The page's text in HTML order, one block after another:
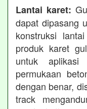
Lantai karet:
dapat dipasang
konstruksi
produk karet
untuk aplikasi
permukaan
dengan benar,
track